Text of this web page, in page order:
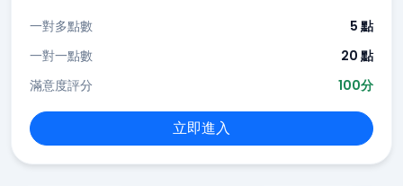
一對多點數
5 點
一對一點數
20 點
滿意度評分
100分
立即進入